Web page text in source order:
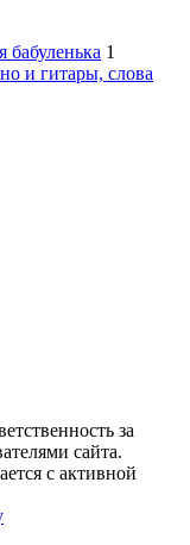
бабуленька 1
и гитары, слова
за
сайта.
с активной